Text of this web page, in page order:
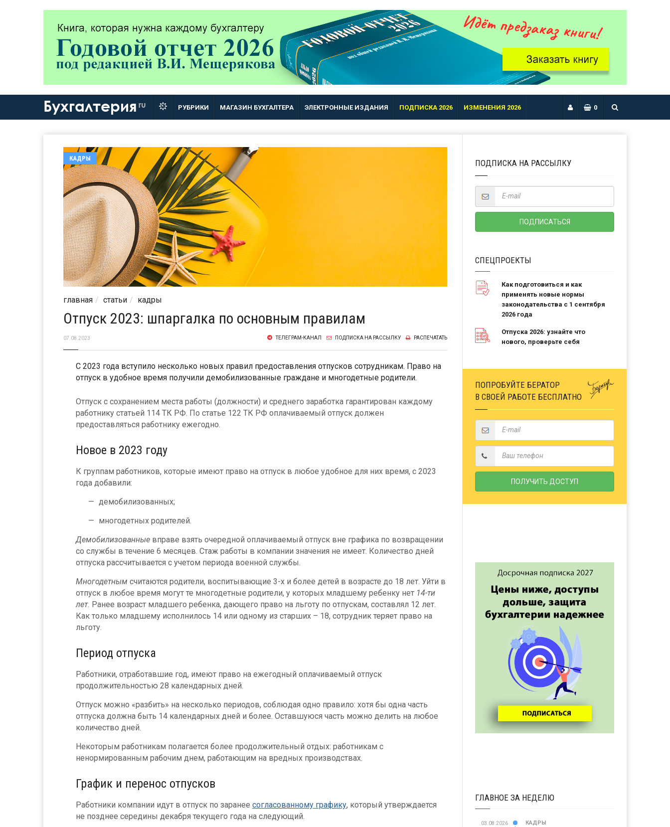
Бухгалтерия ru РУБРИКИ МАГАЗИН БУХГАЛТЕРА ЭЛЕКТРОННЫЕ ИЗДАНИЯ ПОДПИСКА 2026 ИЗМЕНЕНИЯ 2026 0
КАДРЫ
главная статьи кадры
Отпуск 2023: шпаргалка по основным правилам
07.08.2023 РАСПЕЧАТАТЬ
ПОДПИСКА НА РАССЫЛКУ
ТЕЛЕГРАМ-КАНАЛ
С 2023 года вступило несколько новых правил предоставления отпусков сотрудникам. Право на
отпуск в удобное время получили демобилизованные граждане и многодетные родители.
Отпуск с сохранением места работы (должности) и среднего заработка гарантирован каждому
работнику статьей 114 ТК РФ. По статье 122 ТК РФ оплачиваемый отпуск должен
предоставляться работнику ежегодно.
Новое в 2023 году
К группам работников, которые имеют право на отпуск в любое удобное для них время, с 2023
года добавили:
демобилизованных;
многодетных родителей.
Демобилизованные вправе взять очередной оплачиваемый отпуск вне графика по возвращении
со службы в течение 6 месяцев. Стаж работы в компании значения не имеет. Количество дней
отпуска рассчитывается с учетом периода военной службы.
Многодетным считаются родители, воспитывающие 3-х и более детей в возрасте до 18 лет. Уйти в
отпуск в любое время могут те многодетные родители, у которых младшему ребенку нет 14-ти
лет. Ранее возраст младшего ребенка, дающего право на льготу по отпускам, составлял 12 лет.
Как только младшему исполнилось 14 или одному из старших – 18, сотрудник теряет право на
льготу.
Период отпуска
Работники, отработавшие год, имеют право на ежегодный оплачиваемый отпуск
продолжительностью 28 календарных дней.
Отпуск можно «разбить» на несколько периодов, соблюдая одно правило: хотя бы одна часть
отпуска должна быть 14 календарных дней и более. Оставшуюся часть можно делить на любое
количество дней.
Некоторым работникам полагается более продолжительный отдых: работникам с
ненормированным рабочим днем, работающим на вредных производствах.
График и перенос отпусков
Работники компании идут в отпуск по заранее согласованному графику, который утверждается
не позднее середины декабря текущего года на следующий.
ПОДПИСКА НА РАССЫЛКУ
СПЕЦПРОЕКТЫ
Как подготовиться и как
применять новые нормы
законодательства с 1 сентября
2026 года
Отпуска 2026: узнайте что
нового, проверьте себя
ПОПРОБУЙТЕ БЕРАТОР
В СВОЕЙ РАБОТЕ БЕСПЛАТНО
ГЛАВНОЕ ЗА НЕДЕЛЮ
03.08.2026
КАДРЫ